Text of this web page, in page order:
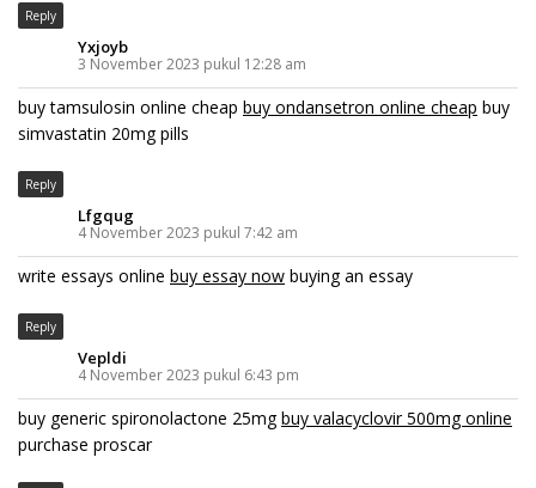
Reply
Yxjoyb
3 November 2023 pukul 12:28 am
buy tamsulosin online cheap buy ondansetron online cheap buy
simvastatin 20mg pills
Reply
Lfgqug
4 November 2023 pukul 7:42 am
write essays online buy essay now buying an essay
Reply
Vepldi
4 November 2023 pukul 6:43 pm
buy generic spironolactone 25mgbuy valacyclovir 500mg online
purchase proscar